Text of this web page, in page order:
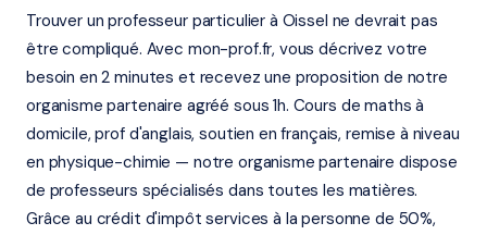
Trouver un professeur particulier à Oissel ne devrait pas
être compliqué. Avec mon-prof.fr, vous décrivez votre
besoin en 2 minutes et recevez une proposition de notre
organisme partenaire agréé sous 1h. Cours de maths à
domicile, prof d'anglais, soutien en français, remise à niveau
en physique-chimie — notre organisme partenaire dispose
de professeurs spécialisés dans toutes les matières.
Grâce au crédit d'impôt services à la personne de 50%,